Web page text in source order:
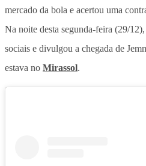
mercado da bola e acertou uma
Na noite desta segunda-feira (29/
sociais e divulgou a chegada de
estava no Mirassol.